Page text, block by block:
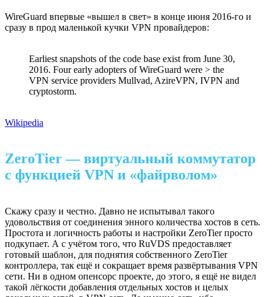
WireGuard впервые «вышел в свет» в конце июня 2016-го и
сразу в прод маленькой кучки VPN провайдеров:
Earliest snapshots of the code base exist from June 30,
2016. Four early adopters of WireGuard were > the
VPN service providers Mullvad, AzireVPN, IVPN and
cryptostorm.
Wikipedia
ZeroTier — виртуальный коммутатор
с функцией VPN и «файрволом»
Скажу сразу и честно. Давно не испытывал такого
удовольствия от соединения энного количества хостов в сеть.
Простота и логичность работы и настройки ZeroTier просто
подкупает. А с учётом того, что RuVDS предоставляет
готовый шаблон, для поднятия собственного ZeroTier
контроллера, так ещё и сокращает время развёртывания VPN
сети. Ни в одном опенсорс проекте, до этого, я ещё не видел
такой лёгкости добавления отдельных хостов и целых